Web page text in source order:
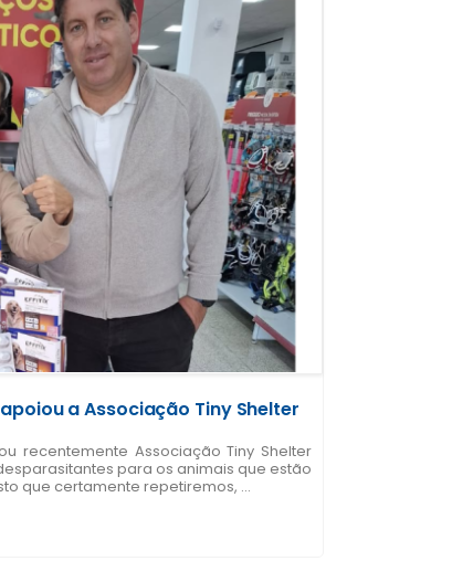
a Associação Tiny Shelter
recentemente Associação Tiny Shelter
para os animais que estão
que certamente repetiremos, ...